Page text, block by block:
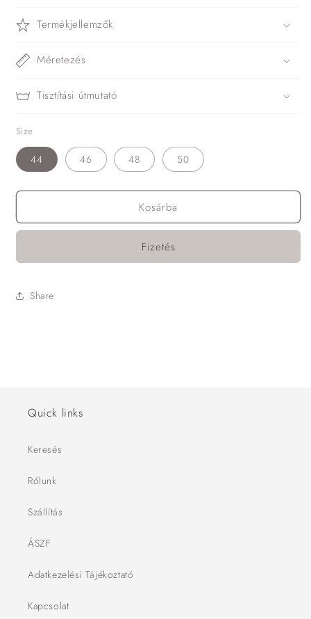
Termékjellemzők
Méretezés
Tisztítási útmutató
Size
44 46 48 50
Kosárba
Fizetés
Share
Quick links
Keresés
Rólunk
Szállítás
ÁSZF
Adatkezelési Tájékoztató
Kapcsolat